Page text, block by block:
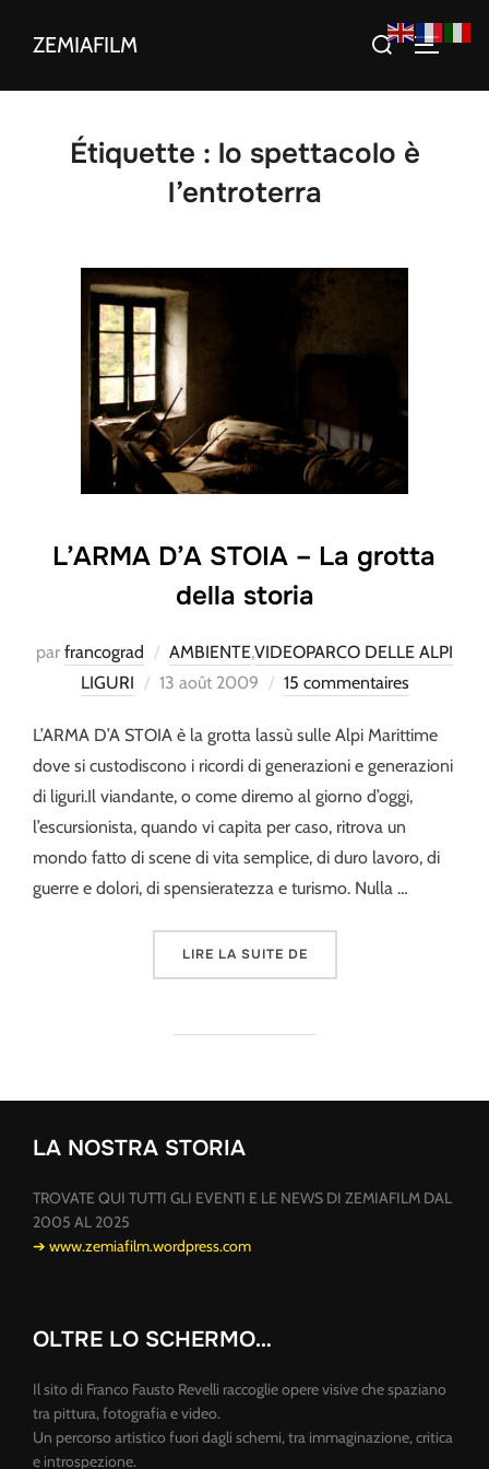
ZEMIAFILM Rechercher :
Étiquette : lo spettacolo è
l’entroterra
L’ARMA D’A STOIA – La grotta
della storia
par francograd AMBIENTE,VIDEOPARCO DELLE ALPI
LIGURI
Publié
13 août 2009 15 commentaires
L’ARMA D’A STOIA è la grotta lassù sulle Alpi Marittime
dove si custodiscono i ricordi di generazioni e generazioni
di liguri.Il viandante, o come diremo al giorno d’oggi,
l’escursionista, quando vi capita per caso, ritrova un
mondo fatto di scene di vita semplice, di duro lavoro, di
guerre e dolori, di spensieratezza e turismo. Nulla …
LIRE LA SUITE DE« L’ARMA D’A STOIA –
LA NOSTRA STORIA
TROVATE QUI TUTTI GLI EVENTI E LE NEWS DI ZEMIAFILM DAL
2005 AL 2025
➔ www.zemiafilm.wordpress.com
OLTRE LO SCHERMO…
Il sito di Franco Fausto Revelli raccoglie opere visive che spaziano
tra pittura, fotografia e video.
Un percorso artistico fuori dagli schemi, tra immaginazione, critica
e introspezione.